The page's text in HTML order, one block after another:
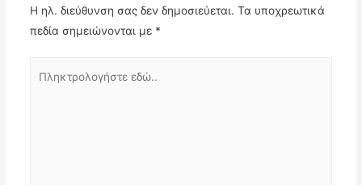
Η ηλ. διεύθυνση σας δεν δημοσιεύεται. Τα υποχρεωτικά
πεδία σημειώνονται με *